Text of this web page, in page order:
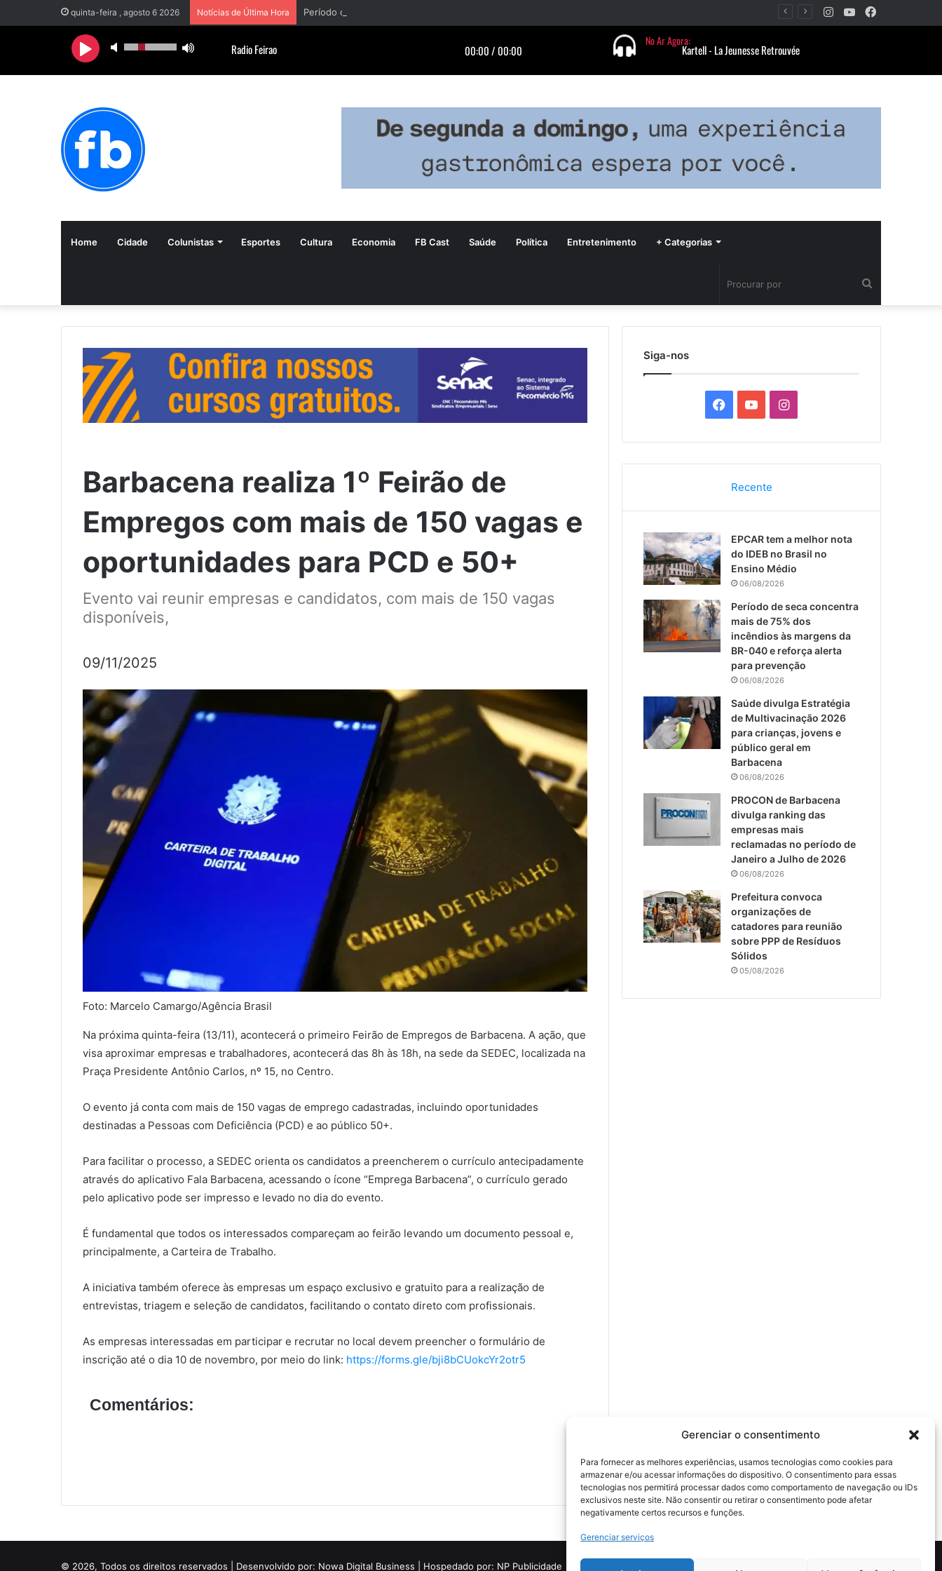
Gerenciar o consentimento
Para fornecer as melhores experiências, usamos tecnologias como cookies para
armazenar e/ou acessar informações do dispositivo. O consentimento para essas
tecnologias nos permitirá processar dados como comportamento de navegação ou IDs
exclusivos neste site. Não consentir ou retirar o consentimento pode afetar
negativamente certos recursos e funções.
Gerenciar serviços
quinta-feira , agosto 6 2026 Notícias de Última Hora YouTube
Instagram
Home Cidade Colunistas Esportes Cultura Economia FB Cast Saúde Política Entretenimento + Categorias
por
Barbacena realiza 1º Feirão de
Empregos com mais de 150 vagas e
oportunidades para PCD e 50+
Evento vai reunir empresas e candidatos, com mais de 150 vagas
disponíveis,
09/11/2025
Foto: Marcelo Camargo/Agência Brasil
Na próxima quinta-feira (13/11), acontecerá o primeiro Feirão de Empregos de Barbacena. A ação, que
visa aproximar empresas e trabalhadores, acontecerá das 8h às 18h, na sede da SEDEC, localizada na
Praça Presidente Antônio Carlos, nº 15, no Centro.
O evento já conta com mais de 150 vagas de emprego cadastradas, incluindo oportunidades
destinadas a Pessoas com Deficiência (PCD) e ao público 50+.
Para facilitar o processo, a SEDEC orienta os candidatos a preencherem o currículo antecipadamente
através do aplicativo Fala Barbacena, acessando o ícone “Emprega Barbacena”, o currículo gerado
pelo aplicativo pode ser impresso e levado no dia do evento.
É fundamental que todos os interessados compareçam ao feirão levando um documento pessoal e,
principalmente, a Carteira de Trabalho.
A iniciativa também oferece às empresas um espaço exclusivo e gratuito para a realização de
entrevistas, triagem e seleção de candidatos, facilitando o contato direto com profissionais.
As empresas interessadas em participar e recrutar no local devem preencher o formulário de
inscrição até o dia 10 de novembro, por meio do link: https://forms.gle/bji8bCUokcYr2otr5
Comentários:
Siga-nos
c
e
b
o
o
k
u
T
u
b
e
I
s
a
g
r
m
Recente
EPCAR tem a melhor nota
do IDEB no Brasil no
Ensino Médio
06/08/2026
Período de seca concentra
mais de 75% dos
incêndios às margens da
BR-040 e reforça alerta
para prevenção
06/08/2026
Saúde divulga Estratégia
de Multivacinação 2026
para crianças, jovens e
público geral em
Barbacena
06/08/2026
PROCON de Barbacena
divulga ranking das
empresas mais
reclamadas no período de
Janeiro a Julho de 2026
06/08/2026
Prefeitura convoca
organizações de
catadores para reunião
sobre PPP de Resíduos
Sólidos
05/08/2026
© 2026, Todos os direitos reservados | Desenvolvido por: Nowa Digital Business | Hospedado por: NP Publicidade